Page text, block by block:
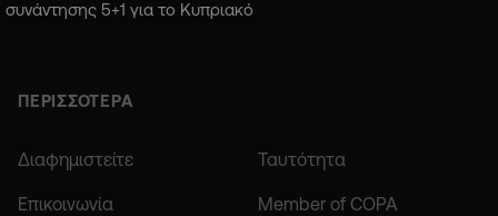
συνάντησης 5+1 για το Κυπριακό
ΠΕΡΙΣΣΟΤΕΡΑ
Διαφημιστείτε Ταυτότητα
Επικοινωνία Member of COPA